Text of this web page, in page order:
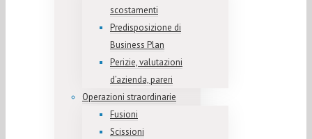
scostamenti
Predisposizione di
Business Plan
Perizie, valutazioni
d’azienda, pareri
Operazioni straordinarie
Fusioni
Scissioni